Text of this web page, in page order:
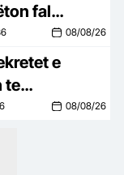
fal
në raundin
08/08/26
e
te
euro pagë,
08/08/26